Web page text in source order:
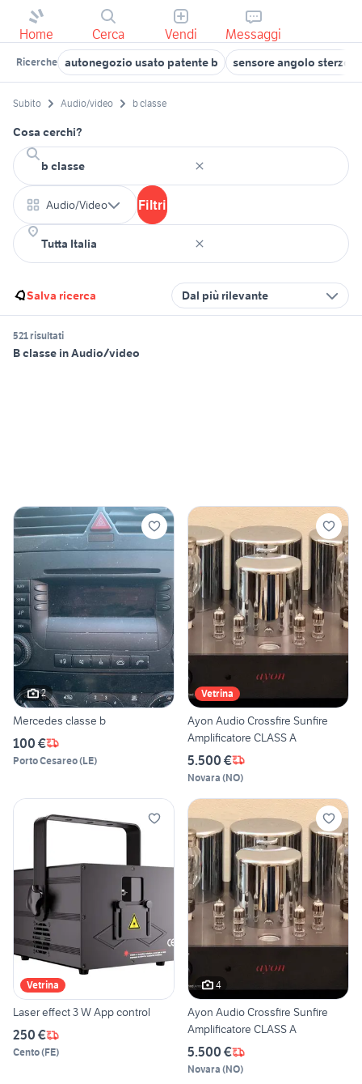
Home Cerca Vendi Messaggi
Ricerche autonegozio usato patente b sensore angolo sterzo
Subito Audio/video b classe
Cosa cerchi?
Audio/Video Filtri
Salva ricerca Dal più rilevante
521 risultati
B classe in Audio/video
2
Mercedes classe b
100 €
Porto Cesareo(LE)
Vetrina
Ayon Audio Crossfire Sunfire
Amplificatore CLASS A
5.500 €
Novara (NO)
Vetrina
Laser effect 3 W App control
250 €
Cento(FE)
4
Ayon Audio Crossfire Sunfire
Amplificatore CLASS A
5.500 €
Novara (NO)